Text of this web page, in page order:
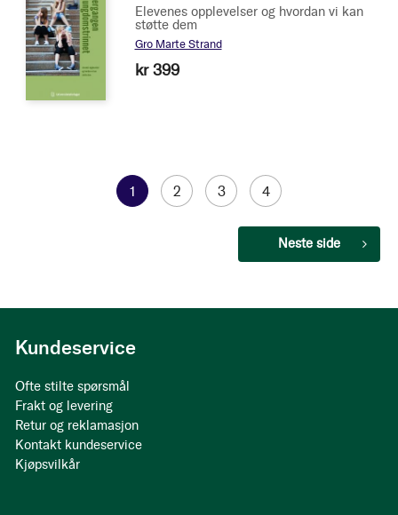
Elevenes opplevelser og hvordan vi kan
støtte dem
Gro Marte Strand
kr 399
You're
1 Side
2 Side
3 Side
4
Side
Neste side
Kundeservice
Ofte stilte spørsmål
Frakt og levering
Retur og reklamasjon
Kontakt kundeservice
Kjøpsvilkår